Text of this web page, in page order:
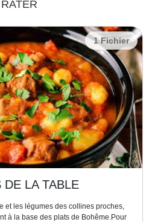
1 Fichier
DE LA TABLE
et les légumes des collines proches,
à la base des plats de Bohême.Pour